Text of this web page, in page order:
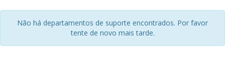
Não há departamentos de suporte encontrados. Por favor
tente de novo mais tarde.